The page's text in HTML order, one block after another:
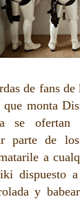
de fans
monta
se ofertan
parte de
a
dispuesto
y